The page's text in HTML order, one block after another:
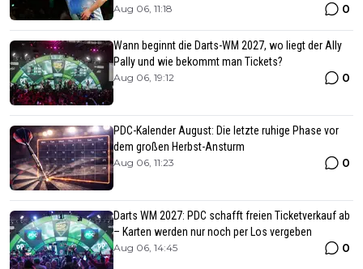
Aug 06, 11:18 0
Wann beginnt die Darts-WM 2027, wo liegt der Ally
Pally und wie bekommt man Tickets?
Aug 06, 19:12 0
PDC-Kalender August: Die letzte ruhige Phase vor
dem großen Herbst-Ansturm
Aug 06, 11:23 0
Darts WM 2027: PDC schafft freien Ticketverkauf ab
– Karten werden nur noch per Los vergeben
Aug 06, 14:45 0